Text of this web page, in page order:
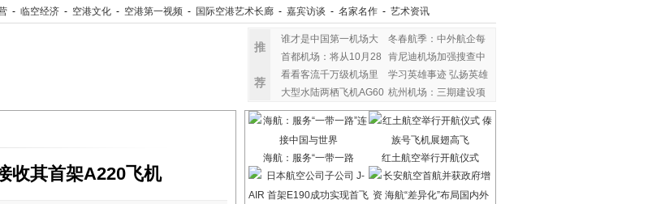
- 临空经济 - 空港文化 - 空港第一视频 - 国际空港艺术长廊 - 嘉宾访谈 - 名家名作 - 艺术资讯
推
荐
谁才是中国第一机场大
冬春航季：中外航企每
首都机场：将从10月28
肯尼迪机场加强搜查中
看看客流千万级机场里
学习英雄事迹 弘扬英雄
大型水陆两栖飞机AG60 杭州机场：三期建设项
收其首架A220飞机
海航：服务“一带一路 红土航空举行开航仪式